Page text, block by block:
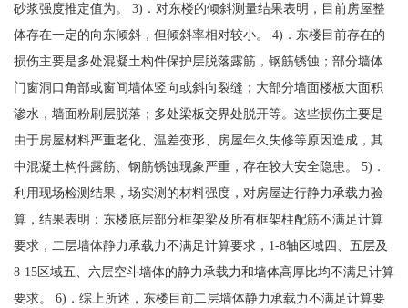
砂浆强度推定值为。 3)．对东楼的倾斜测量结果表明，目前房屋整
体存在一定的向东倾斜，但倾斜率相对较小。 4)．东楼目前存在的
损伤主要是多处混凝土构件保护层脱落露筋，钢筋锈蚀；部分墙体
门窗洞口角部或窗间墙体竖向或斜向裂缝；大部分墙面楼板大面积
渗水，墙面粉刷层脱落；多处梁板交界处脱开等。这些损伤主要是
由于房屋材料严重老化、温差变形、房屋年久失修等原因造成，其
中混凝土构件露筋、钢筋锈蚀现象严重，存在较大安全隐患。 5)．
利用现场检测结果，场实测的材料强度，对房屋进行静力承载力验
算，结果表明：东楼底层部分框架梁及所有框架柱配筋不满足计算
要求，二层墙体静力承载力不满足计算要求，1-8轴区域四、五层及
8-15区域五、六层空斗墙体的静力承载力和墙体高厚比均不满足计算
要求。 6)．综上所述，东楼目前二层墙体静力承载力不满足计算要